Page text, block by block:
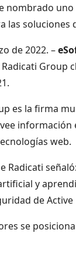
nombrado
las soluciones
de 2022. –
Group
es la firma
web.
Radicati
y
de
se